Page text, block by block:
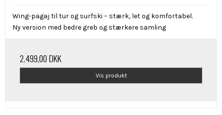
Wing-pagaj til tur og surfski – stærk, let og komfortabel.
Ny version med bedre greb og stærkere samling
2.499,00 DKK
Vis produkt